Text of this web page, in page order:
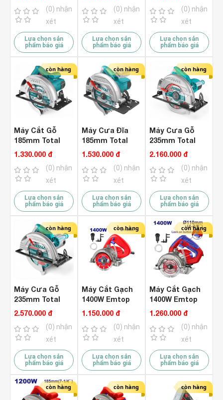
(0) nhận
xét
Lựa chọn sản
phẩm báo giá
(0) nhận
xét
Lựa chọn sản
phẩm báo giá
1200W )
(0) nhận
xét
Lựa chọn sản
phẩm báo giá
còn hàng
Máy Cắt Gỗ
185mm Total
TS11418526 (
1.330.000 đ
(0) nhận
xét
Lựa chọn sản
phẩm báo giá
còn hàng
Máy Cưa Đĩa
185mm Total
TS1161856 (
1.530.000 đ
(0) nhận
xét
Lựa chọn sản
phẩm báo giá
còn hàng
Máy Cưa Gỗ
235mm Total
TS122235622 (
2.160.000 đ
(0) nhận
xét
Lựa chọn sản
phẩm báo giá
còn hàng
Máy Cưa Gỗ
235mm Total
TS1222356 (
2.570.000 đ
(0) nhận
xét
Lựa chọn sản
phẩm báo giá
còn hàng
Máy Cắt Gạch
1400W Emtop
EMCT14001
1.150.000 đ
(0) nhận
xét
Lựa chọn sản
phẩm báo giá
còn hàng
Máy Cắt Gạch
1400W Emtop
EMCT14006
1.260.000 đ
(0) nhận
xét
Lựa chọn sản
phẩm báo giá
còn hàng còn hàng còn hàng